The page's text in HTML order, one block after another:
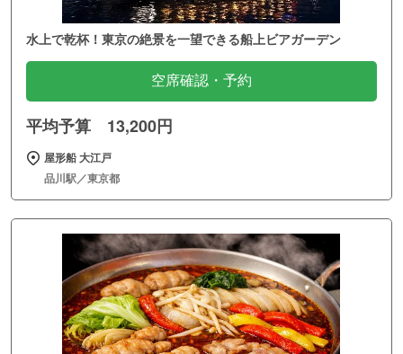
水上で乾杯！東京の絶景を一望できる船上ビアガーデン
空席確認・予約
平均予算 13,200円
屋形船 大江戸
品川駅／東京都